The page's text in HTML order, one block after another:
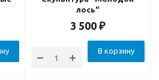
лось"
3 500 ₽
В корзину